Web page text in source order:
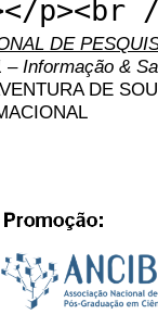
p><br
DE
– Informação &
DE